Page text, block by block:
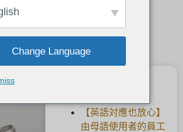
【英語対應也放心】
由母語使用者的員工
Change Language